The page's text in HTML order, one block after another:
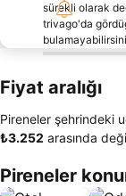
sürekli olarak
trivago'da
Fiyat aralığı
Pireneler şehrindeki
‎₺3.252 arasında
Pireneler